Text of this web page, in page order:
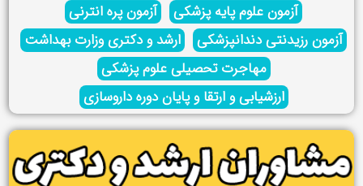
آزمون علوم پایه پزشکی
آزمون پره انترنی
آزمون رزیدنتی دندانپزشکی
ارشد و دکتری وزارت بهداشت
مهاجرت تحصیلی علوم پزشکی
ارزشیابی و ارتقا و پایان دوره داروسازی